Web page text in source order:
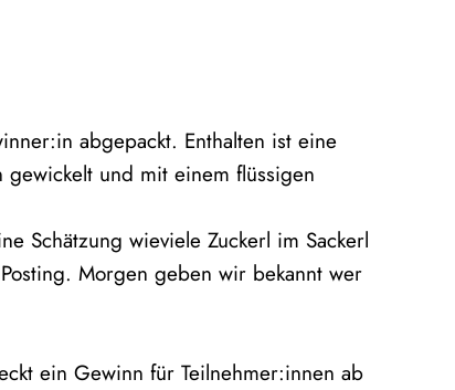
abgepackt. Enthalten ist eine
und mit einem flüssigen
Schätzung wieviele Zuckerl im Sackerl
Morgen geben wir bekannt wer
ein Gewinn für Teilnehmer:innen ab